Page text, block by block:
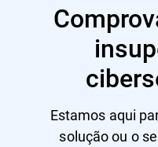
Estamos aqui
solução ou o